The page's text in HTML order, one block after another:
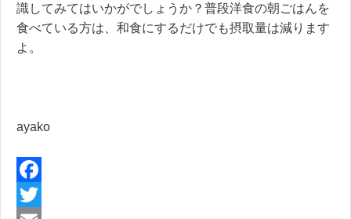
識してみてはいかがでしょうか？普段洋食の朝ごはんを
食べている方は、和食にするだけでも摂取量は減ります
よ。
ayako
F